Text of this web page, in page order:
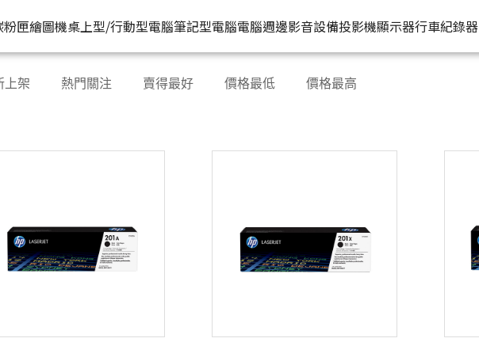
推薦好友回饋
表機
按系列
商用
按功能
多功能事務機
其他附加功能
匣
匣
色
碳粉匣
按顏色
繪圖機桌上型/行動型電腦
桌上型工作站電腦
Z2
Z8
商務電腦
Elite系列
筆記型電腦
個人筆電
Pavilion 星鑽系列
商用筆電
Elitebook 系列
OMEN
電腦週邊
儲存裝置
影音設備
耳機
無線耳機
投影機
簡報筆
顯示器行車紀錄器
上架 熱門關注 賣得最好 價格最低 價格最高